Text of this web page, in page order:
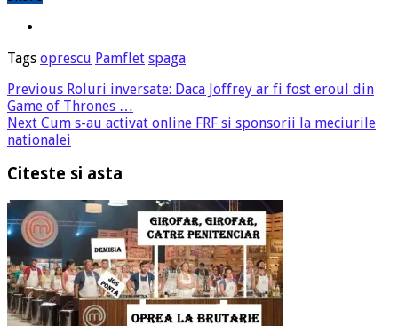
Tags oprescu Pamflet spaga
Previous Roluri inversate: Daca Joffrey ar fi fost eroul din
Game of Thrones …
Next Cum s-au activat online FRF si sponsorii la meciurile
nationalei
Citeste si asta